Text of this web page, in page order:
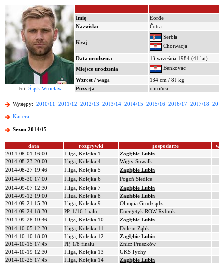
Imię
Đorđe
Nazwisko
Čotra
Kraj
Serbia
Chorwacja
Data urodzenia
13 września 1984 (41 lat)
Miejsce urodzenia
Benkovac
Wzrost / waga
184 cm / 81 kg
Fot: Śląsk Wrocław Pozycja obrońca
Występy: 2010/11 2011/12 2012/13 2013/14 2014/15 2015/16 2016/17 2017/18
Kariera
Sezon 2014/15
data rozgrywki gospodarze
2014-08-01 16:00
I liga, Kolejka 1 Zagłębie Lubin
2014-08-23 20:00
I liga, Kolejka 4 Wigry Suwałki
2014-08-27 19:46
I liga, Kolejka 5 Zagłębie Lubin
2014-08-30 17:00
I liga, Kolejka 6 Pogoń Siedlce
2014-09-07 12:30
I liga, Kolejka 7 Zagłębie Lubin
2014-09-12 19:00
I liga, Kolejka 8 Zagłębie Lubin
2014-09-21 15:30
I liga, Kolejka 9 Olimpia Grudziądz
2014-09-24 18:30
PP, 1/16 finału Energetyk ROW Rybnik
2014-09-28 19:46
I liga, Kolejka 10 Zagłębie Lubin
2014-10-05 12:30
I liga, Kolejka 11 Dolcan Ząbki
2014-10-10 18:00
I liga, Kolejka 12 Zagłębie Lubin
2014-10-15 17:45
PP, 1/8 finału Znicz Pruszków
2014-10-19 12:30
I liga, Kolejka 13 GKS Tychy
2014-10-25 17:45
I liga, Kolejka 14 Zagłębie Lubin